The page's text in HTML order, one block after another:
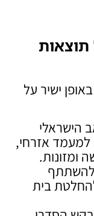
ישיר על
הישראלי
למעמד אזרחי,
ומזונות.
להשתתף
בית